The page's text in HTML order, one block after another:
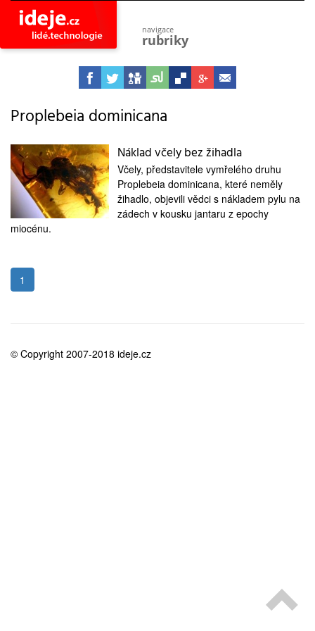
navigace
rubriky
astro
vesmír
projekty
společnost
objevy
vynálezy
planeta
přiroda
Proplebeia dominicana
Náklad včely bez žihadla
Včely, představitele vymřelého druhu
Proplebeia dominicana, které neměly
žihadlo, objevili vědci s nákladem pylu na
zádech v kousku jantaru z epochy
miocénu.
1
© Copyright 2007-2018 ideje.cz